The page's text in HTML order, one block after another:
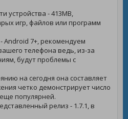
устройства - 413MB,
игр, файлов или программ
Android 7+, рекомендуем
телефона ведь, из-за
будут проблемы с
на сегодня она составляет
четко демонстрирует число
популярней.
релиз - 1.7.1, в